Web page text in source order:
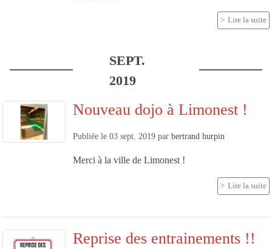
Lire la suite
SEPT.
2019
Nouveau dojo à Limonest !
Publiée le 03 sept. 2019 par bertrand hurpin
Merci à la ville de Limonest !
Lire la suite
Reprise des entrainements !!